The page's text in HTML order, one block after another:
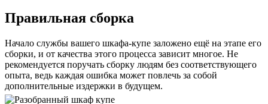
Правильная сборка
Начало службы вашего шкафа-купе заложено ещё на этапе его
сборки, и от качества этого процесса зависит многое. Не
рекомендуется поручать сборку людям без соответствующего
опыта, ведь каждая ошибка может повлечь за собой
дополнительные издержки в будущем.